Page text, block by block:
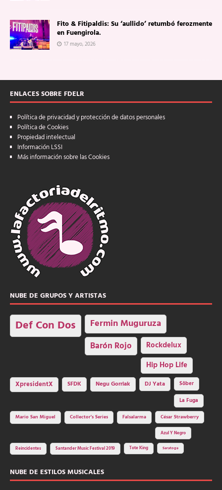
Fito & Fitipaldis: Su ‘aullido’ retumbó ferozmente
en Fuengirola.
17 mayo, 2026
ENLACES SOBRE FDELR
Política de privacidad y protección de datos personales
Política de Cookies
Propiedad intelectual
Información LSSI
Más información sobre las Cookies
NUBE DE GRUPOS Y ARTISTAS
Def Con Dos Fermin Muguruza
Barón Rojo Rockdelux
Hip Hop Life
XpresidentX SFDK Negu Gorriak DJ Yata
Sôber
La Fuga
Mario San Miguel
Collector's Series Falsalarma César Strawberry
Azul Y Negro
Reincidentes Santander Music Festival 2019 Tote King Saratoga
NUBE DE ESTILOS MUSICALES